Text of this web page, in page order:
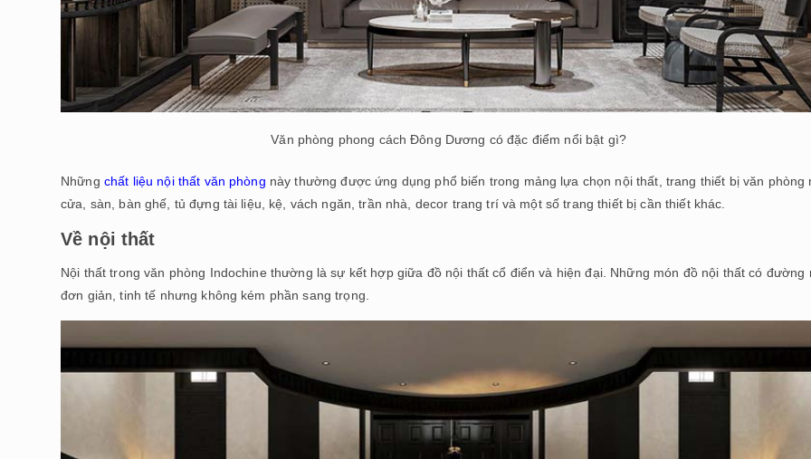
Văn phòng phong cách Đông Dương có đặc điểm nổi bật gì?
Những chất liệu nội thất văn phòng này thường được ứng dụng phổ biến trong mảng lựa chọn nội thất, trang thiết bị văn phòng
cửa, sàn, bàn ghế, tủ đựng tài liệu, kệ, vách ngăn, trần nhà, decor trang trí và một số trang thiết bị cần thiết khác.
Về nội thất
Nội thất trong văn phòng Indochine thường là sự kết hợp giữa đồ nội thất cổ điển và hiện đại. Những món đồ nội thất có đường
đơn giản, tinh tế nhưng không kém phần sang trọng.